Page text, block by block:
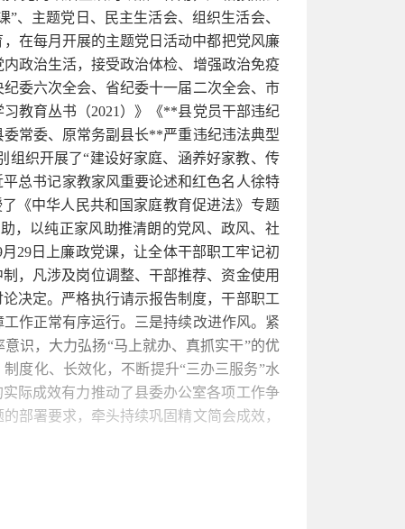
、主题党日、民主生活会、组织生活会、
在每月开展的主题党日活动中都把党风廉
政治生活，接受政治体检、增强政治免疫
委六次全会、省纪委十一届二次全会、市
教育丛书（2021）》《**县党员干部违纪
常委、原常务副县长**严重违纪违法典型
组织开展了“建设好家庭、涵养好家教、传
总书记家教家风重要论述和红色名人徐特
《中华人民共和国家庭教育促进法》专题
，以纯正家风助推清朗的党风、政风、社
29日上廉政党课，让全体干部职工牢记初
，凡涉及岗位调整、干部推荐、资金使用
决定。严格执行请示报告制度，干部职工
作正常有序运行。三是持续改进作风。紧
识，大力弘扬“马上就办、真抓实干”的优
度化、长效化，不断提升“三办三服务”水
际成效有力推动了县委办公室各项工作争
部署要求，牵头持续巩固精文简会成效，
干部教育监督管理、能力素质提升上下功
集中学习前都精心制定方案，列出时间节